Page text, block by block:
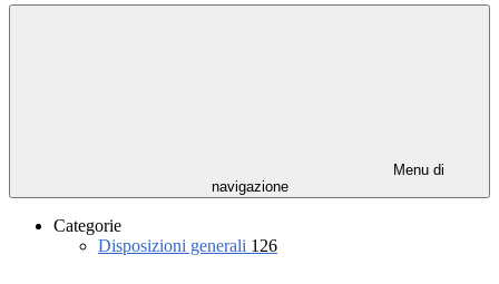
Menu di
navigazione
Categorie
Disposizioni generali 126